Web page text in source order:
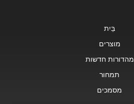
בַּיִת
מוצרים
מהדורות חדשות
תמחור
מסמכים